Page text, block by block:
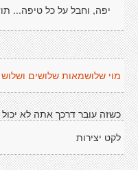
יפה, וחבל על כל טיפה...
מוי שלושמאות שלושים ושלוש
כשזה עובר דרכך אתה לא
לקט יצירות